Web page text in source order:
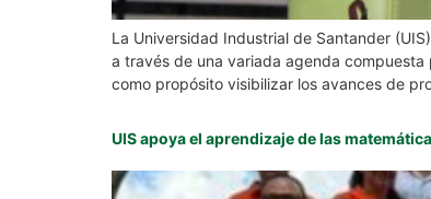
La Universidad Industrial de Santander
a través de una variada agenda
como propósito visibilizar los avances de
UIS apoya el aprendizaje de las